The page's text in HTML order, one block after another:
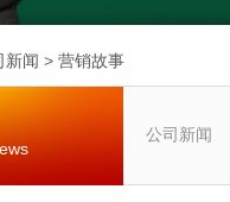
新闻 > 营销故事
公司新闻